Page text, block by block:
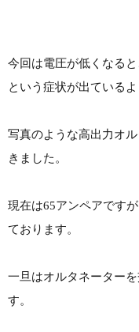
今回は電圧が低くなる
という症状が出ているよ
写真のような高出力オ
きました。
現在は65アンペアです
ております。
一旦はオルタネーター
す。